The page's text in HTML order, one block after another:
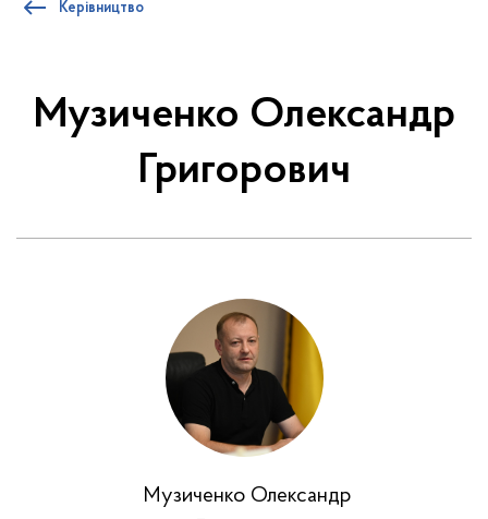
Керівництво
Музиченко Олександр
Григорович
Музиченко Олександр